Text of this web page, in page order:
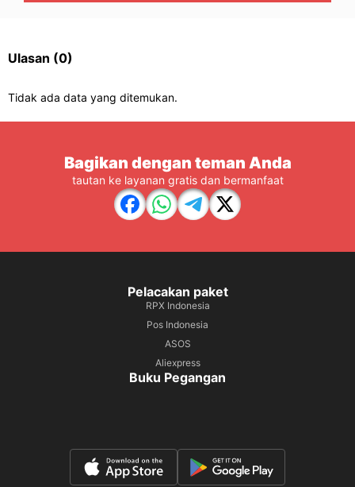
Ulasan (0)
Tidak ada data yang ditemukan.
Bagikan dengan teman Anda
tautan ke layanan gratis dan bermanfaat
Pelacakan paket
RPX Indonesia
Pos Indonesia
ASOS
Aliexpress
Buku Pegangan